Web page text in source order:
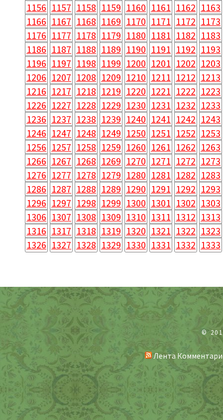
1156 1157 1158 1159 1160 1161 1162 1163
1166 1167 1168 1169 1170 1171 1172 1173
1176 1177 1178 1179 1180 1181 1182 1183
1186 1187 1188 1189 1190 1191 1192 1193
1196 1197 1198 1199 1200 1201 1202 1203
1206 1207 1208 1209 1210 1211 1212 1213
1216 1217 1218 1219 1220 1221 1222 1223
1226 1227 1228 1229 1230 1231 1232 1233
1236 1237 1238 1239 1240 1241 1242 1243
1246 1247 1248 1249 1250 1251 1252 1253
1256 1257 1258 1259 1260 1261 1262 1263
1266 1267 1268 1269 1270 1271 1272 1273
1276 1277 1278 1279 1280 1281 1282 1283
1286 1287 1288 1289 1290 1291 1292 1293
1296 1297 1298 1299 1300 1301 1302 1303
1306 1307 1308 1309 1310 1311 1312 1313
1316 1317 1318 1319 1320 1321 1322 1323
1326 1327 1328 1329 1330 1331 1332 1333
©
Лента